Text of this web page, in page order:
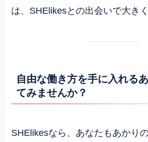
は、SHElikesとの出会いで大き
自由な働き方を手に入れる
てみませんか？
SHElikesなら、あなたもあかり